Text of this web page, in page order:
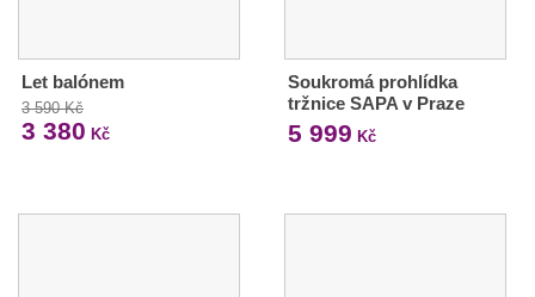
Let balónem
3 590 Kč
3 380 Kč
Soukromá prohlídka
tržnice SAPA v Praze
5 999 Kč